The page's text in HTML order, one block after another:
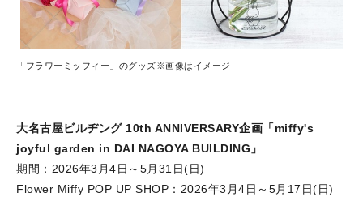
「フラワーミッフィー」のグッズ※画像はイメージ
大名古屋ビルヂング 10th ANNIVERSARY企画「miffy's
joyful garden in DAI NAGOYA BUILDING」
期間：2026年3月4日～5月31日(日)
Flower Miffy POP UP SHOP：2026年3月4日～5月17日(日)